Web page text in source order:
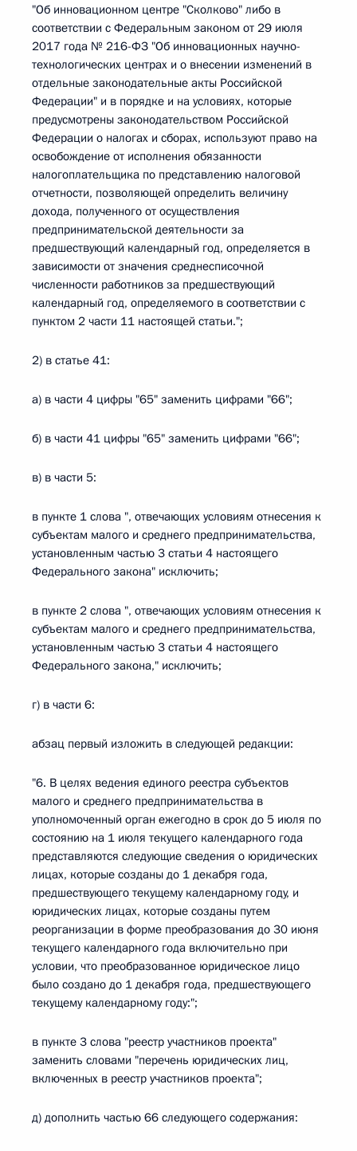
"Об инновационном центре "Сколково" либо в
соответствии с Федеральным законом от 29 июля
2017 года № 216-ФЗ "Об инновационных научно-
технологических центрах и о внесении изменений в
отдельные законодательные акты Российской
Федерации" и в порядке и на условиях, которые
предусмотрены законодательством Российской
Федерации о налогах и сборах, используют право на
освобождение от исполнения обязанности
налогоплательщика по представлению налоговой
отчетности, позволяющей определить величину
дохода, полученного от осуществления
предпринимательской деятельности за
предшествующий календарный год, определяется в
зависимости от значения среднесписочной
численности работников за предшествующий
календарный год, определяемого в соответствии с
пунктом 2 части 11 настоящей статьи.";
2) в статье 41:
а) в части 4 цифры "65" заменить цифрами "66";
б) в части 41 цифры "65" заменить цифрами "66";
в) в части 5:
в пункте 1 слова ", отвечающих условиям отнесения к
субъектам малого и среднего предпринимательства,
установленным частью 3 статьи 4 настоящего
Федерального закона" исключить;
в пункте 2 слова ", отвечающих условиям отнесения к
субъектам малого и среднего предпринимательства,
установленным частью 3 статьи 4 настоящего
Федерального закона," исключить;
г) в части 6:
абзац первый изложить в следующей редакции:
"6. В целях ведения единого реестра субъектов
малого и среднего предпринимательства в
уполномоченный орган ежегодно в срок до 5 июля по
состоянию на 1 июля текущего календарного года
представляются следующие сведения о юридических
лицах, которые созданы до 1 декабря года,
предшествующего текущему календарному году, и
юридических лицах, которые созданы путем
реорганизации в форме преобразования до 30 июня
текущего календарного года включительно при
условии, что преобразованное юридическое лицо
было создано до 1 декабря года, предшествующего
текущему календарному году:";
в пункте 3 слова "реестр участников проекта"
заменить словами "перечень юридических лиц,
включенных в реестр участников проекта";
д) дополнить частью 66 следующего содержания: